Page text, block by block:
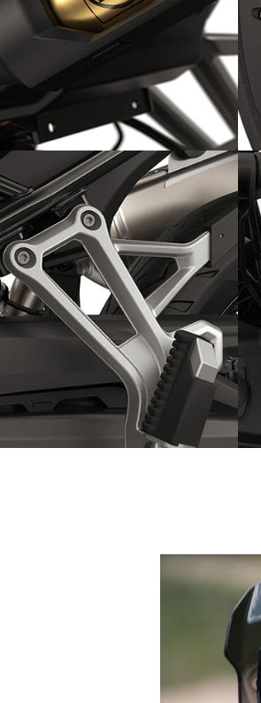
安全なライドフィールを高める
Dynamic ESA